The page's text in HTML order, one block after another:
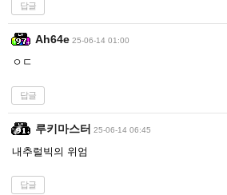
답글
Ah64e 25-06-14 01:00
ㅇㄷ
답글
루키마스터 25-06-14 06:45
내추럴빅의 위엄
답글